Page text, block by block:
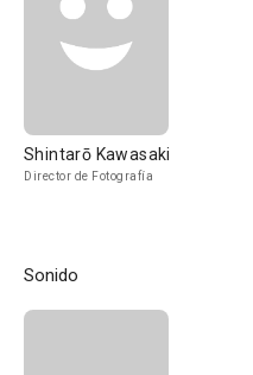
Shintarō Kawasaki
Director de Fotografía
Sonido